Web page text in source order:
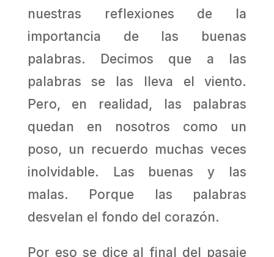
nuestras reflexiones de la
importancia de las buenas
palabras. Decimos que a las
palabras se las lleva el viento.
Pero, en realidad, las palabras
quedan en nosotros como un
poso, un recuerdo muchas veces
inolvidable. Las buenas y las
malas. Porque las palabras
desvelan el fondo del corazón.
Por eso se dice al final del pasaje